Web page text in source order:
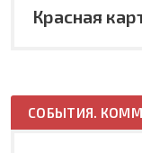
Красная
СОБЫТИЯ.